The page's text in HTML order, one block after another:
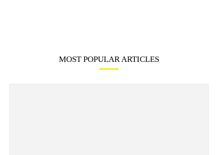
MOST POPULAR ARTICLES